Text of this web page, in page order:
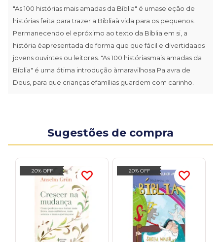
"As 100 histórias mais amadas da Bíblia" é umaseleção de
histórias feita para trazer a Bíbliaà vida para os pequenos.
Permanecendo el epróximo ao texto da Bíblia em si, a
história éapresentada de forma que que fácil e divertidaaos
jovens ouvintes ou leitores. "As 100 históriasmais amadas da
Bíblia" é uma ótima introdução àmaravilhosa Palavra de
Deus, para que crianças efamílias guardem com carinho.
Sugestões de compra
20% OFF 20% OFF